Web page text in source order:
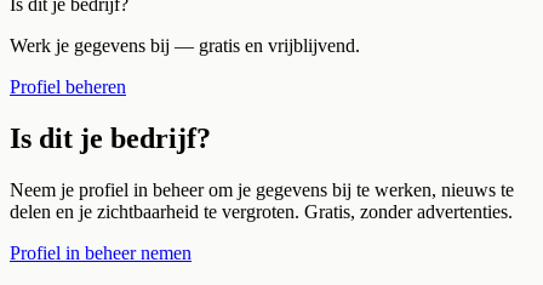
Werk je gegevens bij — gratis en vrijblijvend.
Profiel beheren
Is dit je bedrijf?
Neem je profiel in beheer om je gegevens bij te werken, nieuws te
delen en je zichtbaarheid te vergroten. Gratis, zonder advertenties.
Profiel in beheer nemen